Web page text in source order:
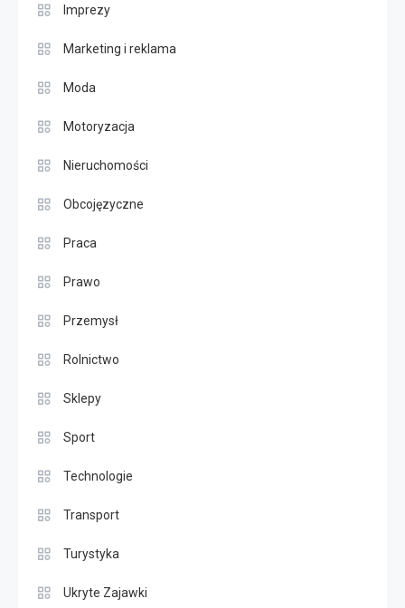
Imprezy
Marketing i reklama
Moda
Motoryzacja
Nieruchomości
Obcojęzyczne
Praca
Prawo
Przemysł
Rolnictwo
Sklepy
Sport
Technologie
Transport
Turystyka
Ukryte Zajawki